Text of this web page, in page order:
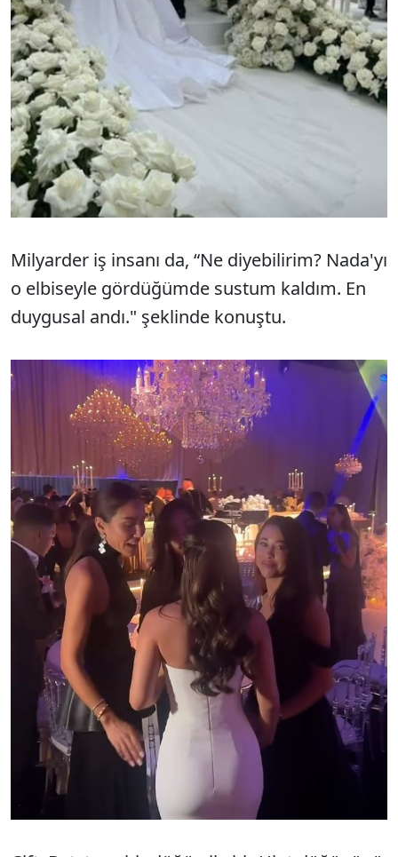
Milyarder iş insanı da, “Ne diyebilirim? Nada'yı
o elbiseyle gördüğümde sustum kaldım. En
duygusal andı." şeklinde konuştu.